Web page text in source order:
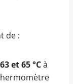
de :
63 et 65 °Cà